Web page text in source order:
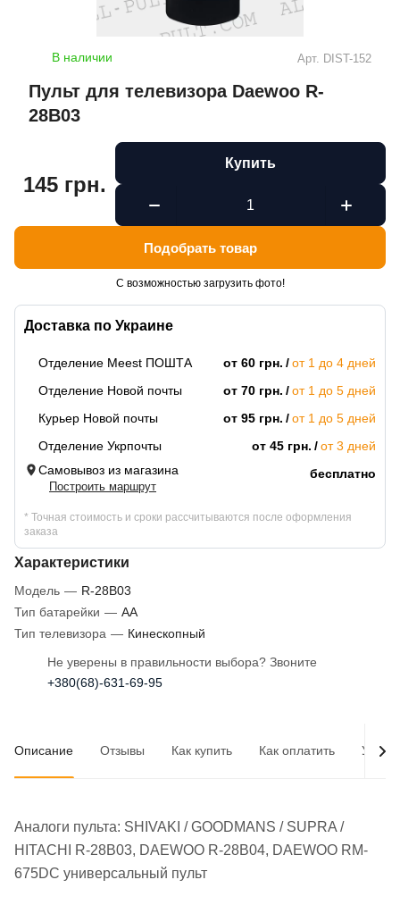
В наличии Арт. DIST-152
Пульт для телевизора Daewoo R-
28B03
Доставка по Украине
Отделение Meest ПОШТА от 60 грн.
от 1 до 4 дней
Отделение Новой почты
от 70 грн.
от 1 до 5 дней
Курьер Новой почты
от 95 грн.
от 1 до 5 дней
Отделение Укрпочты
от 45 грн.
от 3 дней
Самовывоз из магазина
Построить маршрут
бесплатно
* Точная стоимость и сроки рассчитываются после оформления
заказа
Характеристики
Модель — R-28B03
Тип батарейки — AA
Тип телевизора — Кинескопный
145 грн.
Купить
Подобрать товар
С возможностью загрузить фото!
Не уверены в правильности выбора? Звоните
+380(68)-631-69-95
Описание Отзывы Как купить Как оплатить
Аналоги пульта: SHIVAKI / GOODMANS / SUPRA /
HITACHI R-28B03, DAEWOO R-28B04, DAEWOO RM-
675DC универсальный пульт